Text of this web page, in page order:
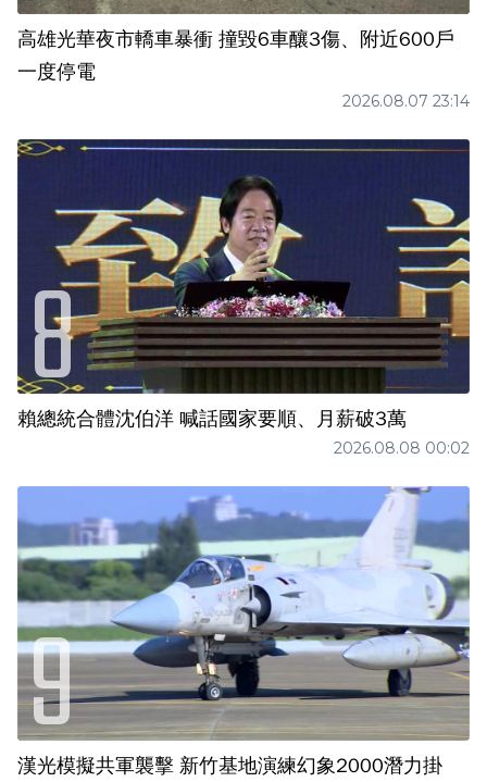
高雄光華夜市轎車暴衝 撞毀6車釀3傷、附近600戶
一度停電
2026.08.07 23:14
賴總統合體沈伯洋 喊話國家要順、月薪破3萬
2026.08.08 00:02
漢光模擬共軍襲擊 新竹基地演練幻象2000潛力掛